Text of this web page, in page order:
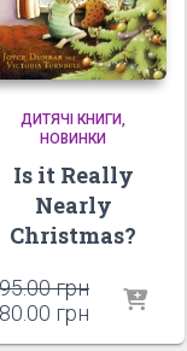
ДИТЯЧІ КНИГИ
НОВИНКИ
Is it Really
Nearly
Christmas?
95.00грн
ціна:
95.00 грн.
80.00 грн Поточна